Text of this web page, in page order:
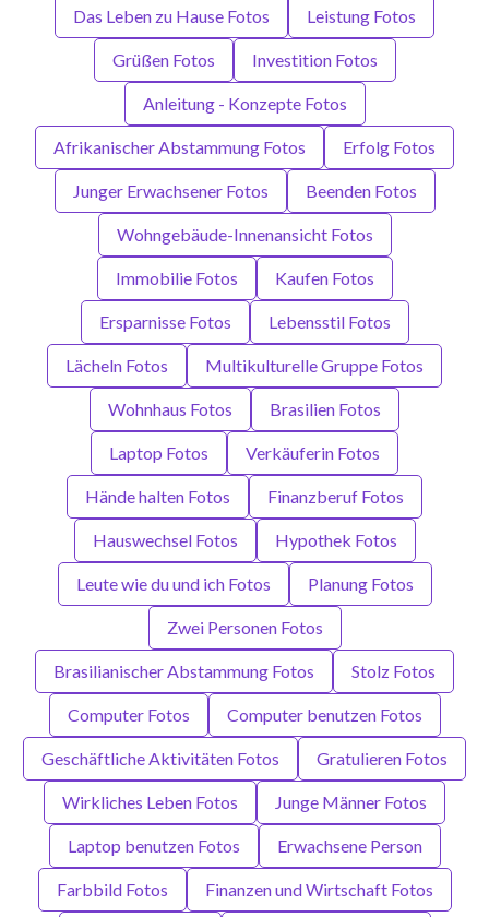
Das Leben zu Hause Fotos Leistung Fotos
Grüßen Fotos Investition Fotos
Anleitung - Konzepte Fotos
Afrikanischer Abstammung Fotos Erfolg Fotos
Junger Erwachsener Fotos Beenden Fotos
Wohngebäude-Innenansicht Fotos
Immobilie Fotos Kaufen Fotos
Ersparnisse Fotos Lebensstil Fotos
Lächeln Fotos Multikulturelle Gruppe Fotos
Wohnhaus Fotos Brasilien Fotos
Laptop Fotos Verkäuferin Fotos
Hände halten Fotos Finanzberuf Fotos
Hauswechsel Fotos Hypothek Fotos
Leute wie du und ich Fotos Planung Fotos
Zwei Personen Fotos
Brasilianischer Abstammung Fotos Stolz Fotos
Computer Fotos Computer benutzen Fotos
Geschäftliche Aktivitäten Fotos Gratulieren Fotos
Wirkliches Leben Fotos Junge Männer Fotos
Laptop benutzen Fotos Erwachsene Person
Farbbild Fotos Finanzen und Wirtschaft Fotos